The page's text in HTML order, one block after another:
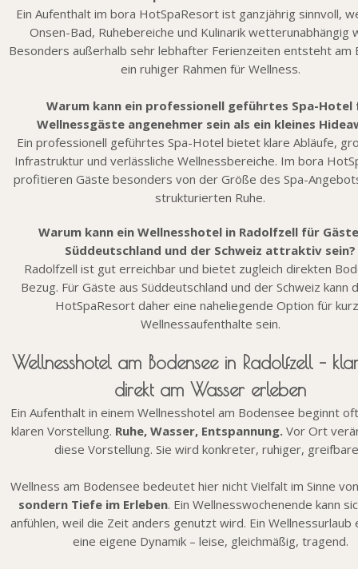
Ein Aufenthalt im bora HotSpaResort ist ganzjährig sinnvoll,
Onsen-Bad, Ruhebereiche und Kulinarik wetterunabhängig
Besonders außerhalb sehr lebhafter Ferienzeiten entsteht am
ein ruhiger Rahmen für Wellness.
Warum kann ein professionell geführtes Spa-Hotel
Wellnessgäste angenehmer sein als ein kleines
Ein professionell geführtes Spa-Hotel bietet klare Abläufe,
Infrastruktur und verlässliche Wellnessbereiche. Im bora
profitieren Gäste besonders von der Größe des Spa-
strukturierten Ruhe.
Warum kann ein Wellnesshotel in Radolfzell für
Süddeutschland und der Schweiz attraktiv sein?
Radolfzell ist gut erreichbar und bietet zugleich direkten
Bezug. Für Gäste aus Süddeutschland und der Schweiz kann
HotSpaResort daher eine naheliegende Option für
Wellnessaufenthalte sein.
Wellnesshotel am Bodensee in Radolfzell –
direkt am Wasser erleben
Ein Aufenthalt in einem Wellnesshotel am Bodensee beginnt
klaren Vorstellung. Ruhe, Wasser, Entspannung. Vor Ort
diese Vorstellung. Sie wird konkreter, ruhiger,
Wellness am Bodensee bedeutet hier nicht Vielfalt im Sinne
sondern Tiefe im Erleben. Ein Wellnesswochenende kann
anfühlen, weil die Zeit anders genutzt wird. Ein Wellnessurlaub
eine eigene Dynamik – leise, gleichmäßig, tragend.